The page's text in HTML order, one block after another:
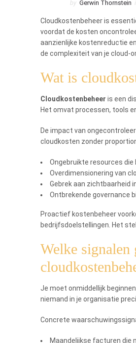
by Gerwin Thornstein
Cloudkostenbeheer is
voordat de kosten
aanzienlijke kostenreductie
de complexiteit van je cloud-
Wat is
Cloudkostenbeheer is een
Het omvat processen, tools
De impact van
cloudkosten zonder
Ongebruikte resources die
Overdimensionering van
Gebrek aan zichtbaarheid
Ontbrekende governance
Proactief kostenbeheer
bedrijfsdoelstellingen. Het
Welke signalen
Je moet onmiddellijk
niemand in je organisatie
Concrete
Maandelijkse facturen die